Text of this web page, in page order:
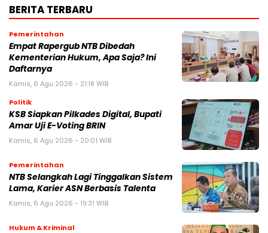
BERITA TERBARU
Pemerintahan
Empat Rapergub NTB Dibedah
Kementerian Hukum, Apa Saja? Ini
Daftarnya
Kamis, 6 Agu 2026 - 21:18 WIB
Politik
KSB Siapkan Pilkades Digital, Bupati
Amar Uji E-Voting BRIN
Kamis, 6 Agu 2026 - 20:01 WIB
Pemerintahan
NTB Selangkah Lagi Tinggalkan Sistem
Lama, Karier ASN Berbasis Talenta
Kamis, 6 Agu 2026 - 19:31 WIB
Hukum & Kriminal